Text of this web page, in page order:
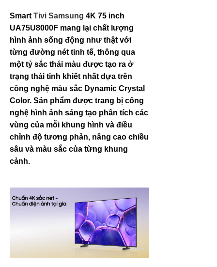
Smart Tivi Samsung 4K 75 inch
UA75U8000F mang lại chất lượng
hình ảnh sống động như thật với
từng đường nét tinh tế, thông qua
một tỷ sắc thái màu được tạo ra ở
trạng thái tinh khiết nhất dựa trên
công nghệ màu sắc Dynamic Crystal
Color. Sản phẩm được trang bị công
nghệ hình ảnh sáng tạo phân tích các
vùng của mỗi khung hình và điều
chỉnh độ tương phản, nâng cao chiều
sâu và màu sắc của từng khung
cảnh.